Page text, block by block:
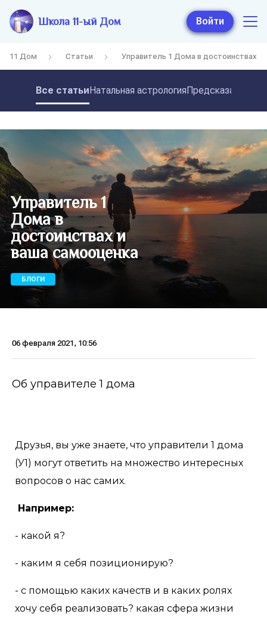
Школа 11-ый Дом Войти
11 Дом Статьи Управитель 1 Дома в достоинствах и
Все статьиНатальная астрология
Управитель 1
Дома в
достоинствах и
ваша самооценка
БЛОГИ
06 февраля 2021, 10:56
Об управителе 1 дома
Друзья, вы уже знаете, что управители 1 дома
(У1) могут ответить на множество интересных
вопросов о нас самих.
Например:
- какой я?
- каким я себя позиционирую?
- с помощью каких качеств и в каких ролях
хочу себя реализовать? какая сфера жизни